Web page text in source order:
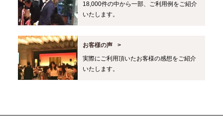
18,000件の中から一部、ご利用例をご紹介
いたします。
お客様の声
実際にご利用頂いたお客様の感想をご紹介
いたします。